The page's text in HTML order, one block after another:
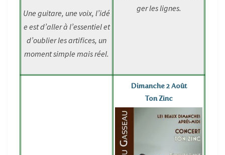
Une guitare, une voix, l’idé
e est d’aller à l’essentiel et
d’oublier les artifices, un
moment simple mais réel.
ger les lignes.
Dimanche 2 Août
Ton Zinc